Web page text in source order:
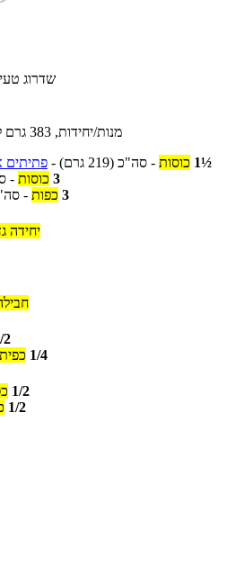
שדרוג
4 מנות/יחידות, 383 גרם למנה\יחידה
פתיתים - 1½ כוסות - סה"כ (219 גרם)
3 כוסות -
3 כפות -
יחידה
2
1/4
1/2
1/2